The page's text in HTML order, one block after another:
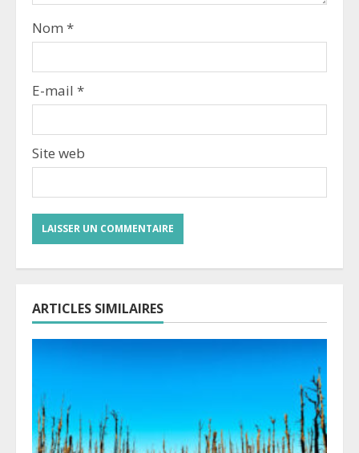
Nom *
E-mail *
Site web
ARTICLES SIMILAIRES